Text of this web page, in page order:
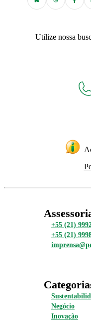
Utilize nossa
+55 (21)
+55 (21)
Negócio
Inovação